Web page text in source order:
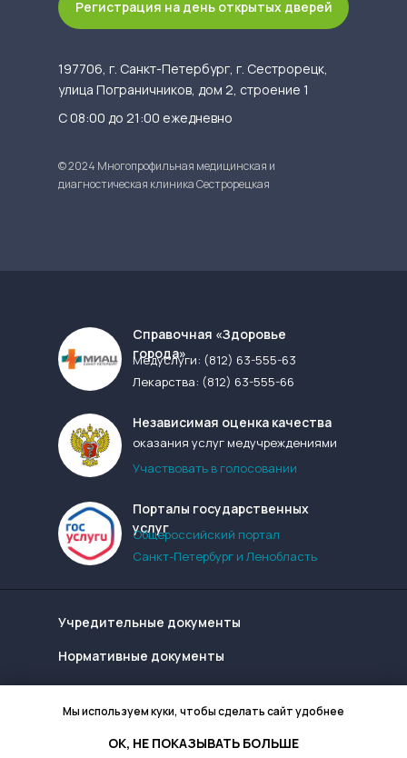
Мы используем куки, чтобы сделать сайт удобнее
ОК, НЕ ПОКАЗЫВАТЬ БОЛЬШЕ
197706, г. Санкт-Петербург, г. Сестрорецк,
улица Пограничников, дом 2, строение 1
С 08:00 до 21:00 ежедневно
© 2024 Многопрофильная медицинская и
диагностическая клиника Сестрорецкая
Регистрация на день открытых дверей
Cправочная «Здоровье
города»
Медуслуги: (812) 63-555-63
Лекарства: (812) 63-555-66
Независимая оценка качества
оказания услуг медучреждениями
Участвовать в голосовании
Порталы государственных
услуг
Общероссийский портал
Санкт-Петербург и Ленобласть
Учредительные документы
Нормативные документы
Надзорные органы
Конфиденциальность сайта